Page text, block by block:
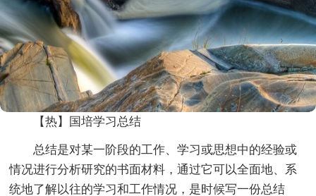
【热】国培学习总结
总结是对某一阶段的工作、学习或思想中的经验或
情况进行分析研究的书面材料，通过它可以全面地、系
统地了解以往的学习和工作情况，是时候写一份总结